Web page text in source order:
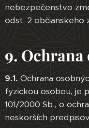
nebezpečenstvo
odst. 2 občianskeho
9.
9.1. Ochrana
fyzickou osobou, je
101/2000 Sb., o
neskorších